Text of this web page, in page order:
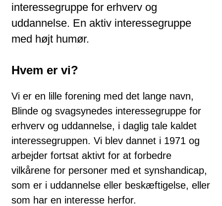
interessegruppe for erhverv og
uddannelse. En aktiv interessegruppe
med højt humør.
Hvem er vi?
Vi er en lille forening med det lange navn,
Blinde og svagsynedes interessegruppe for
erhverv og uddannelse, i daglig tale kaldet
interessegruppen. Vi blev dannet i 1971 og
arbejder fortsat aktivt for at forbedre
vilkårene for personer med et synshandicap,
som er i uddannelse eller beskæftigelse, eller
som har en interesse herfor.